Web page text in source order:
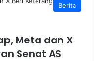
Berita
Meta dan X
Senat AS